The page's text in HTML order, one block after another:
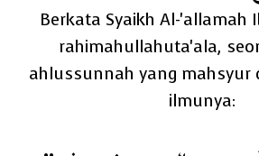
Berkata Syaikh Al-'allamah
rahimahullahuta'ala,
ahlussunnah yang mahsyur
ilmunya: